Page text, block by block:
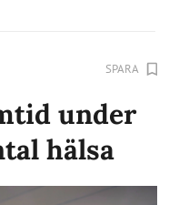
SPARA
under
hälsa